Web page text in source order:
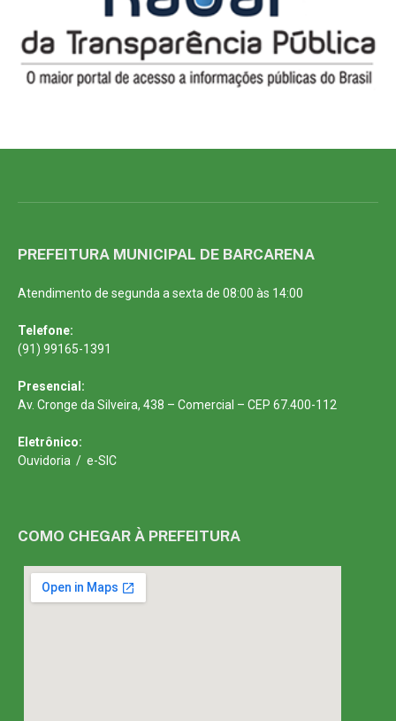
PREFEITURA MUNICIPAL DE BARCARENA
Atendimento de segunda a sexta de 08:00 às 14:00
Telefone:
(91) 99165-1391
Presencial:
Av. Cronge da Silveira, 438 – Comercial – CEP 67.400-112
Eletrônico:
Ouvidoria / e-SIC
COMO CHEGAR À PREFEITURA